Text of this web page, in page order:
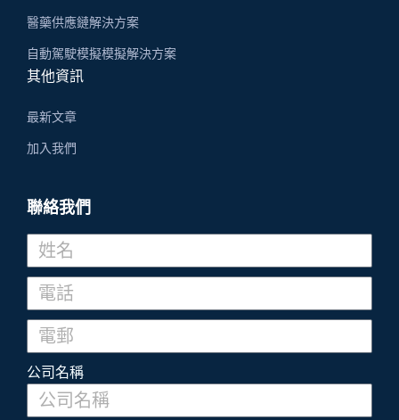
醫藥供應鏈解決方案
自動駕駛模擬模擬解決方案
其他資訊
最新文章
加入我們
聯絡我們
公司名稱